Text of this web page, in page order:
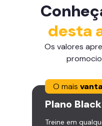
desta
Os valores
O mais
Plano Black
Treine em